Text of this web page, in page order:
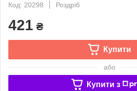
Код: 20298
Роздріб
421 ₴
Купити
або
Купити з